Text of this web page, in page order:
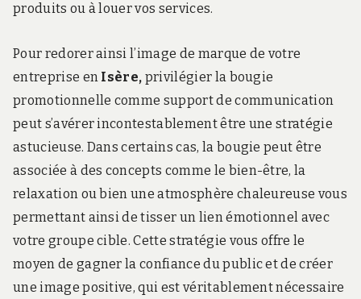
produits ou à louer vos services.
Pour redorer ainsi l’image de marque de votre
entreprise en Isère, privilégier la bougie
promotionnelle comme support de communication
peut s’avérer incontestablement être une stratégie
astucieuse. Dans certains cas, la bougie peut être
associée à des concepts comme le bien-être, la
relaxation ou bien une atmosphère chaleureuse vous
permettant ainsi de tisser un lien émotionnel avec
votre groupe cible. Cette stratégie vous offre le
moyen de gagner la confiance du public et de créer
une image positive, qui est véritablement nécessaire